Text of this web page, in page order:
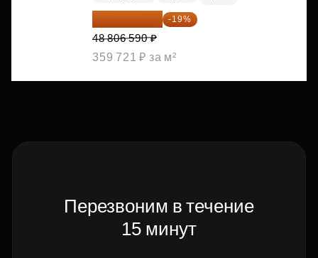
39 533 338 ₽ -19%
48 806 590 ₽
359 721 ₽ за м²
Перезвоним в течение
15 минут